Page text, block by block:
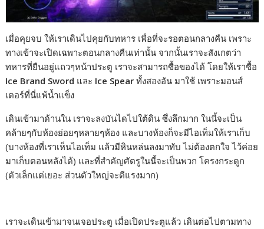
เมื่อคุยจบ ให้เราเดินไปคุยกับทหาร เพื่อที่จะรอตอนกลางคืน เพราะ
ทางเข้าจะเปิดเฉพาะตอนกลางคืนเท่านั้น จากนั้นเราจะสังเกตว่า
ทหารที่ยืนอยู่แถวๆหน้าประตู เราจะสามารถซื้อของได้ โดยให้เราซื้อ
Ice Brand Sword และ Ice Spear ทั้งสองอัน มาใช้ เพราะมอนส์
เตอร์ที่นี่แพ้น้ำแข็ง
เดินเข้ามาด้านใน เราจะลงบันไดไปใต้ดิน ซึ่งลึกมาก ในนี้จะเป็น
คล้ายๆกับห้องย่อยๆหลายๆห้อง และบางห้องก็จะมีไอเท็มให้เราเก็บ
(บางห้องที่เราเห็นไอเท็ม แล้วมีหินหล่นลงมาทับ ไม่ต้องตกใจ ไว้ค่อย
มาเก็บตอนหลังได้) และที่สำคัญศัตรูในนี้จะเป็นพวก โครงกระดูก
(ตัวเล็กแต่เยอะ ส่วนตัวใหญ่จะตีแรงมาก)
เราจะเดินเข้ามาจนเจอประตู เมื่อเปิดประตูแล้ว เดินต่อไปตามทาง